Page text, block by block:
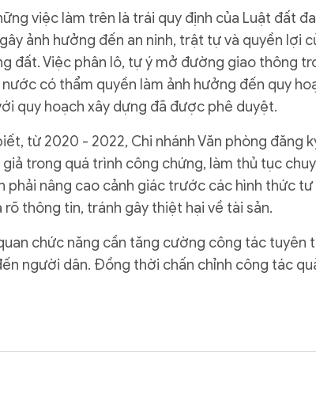
việc làm trên là trái quy định của Luật đất
ảnh hưởng đến an ninh, trật tự và quyền lợi
đất. Việc phân lô, tự ý mở đường giao thông
có thẩm quyền làm ảnh hưởng đến quy
quy hoạch xây dựng đã được phê duyệt.
từ 2020 - 2022, Chi nhánh Văn phòng đăng
trong quá trình công chứng, làm thủ tục
phải nâng cao cảnh giác trước các hình thức
rõ thông tin, tránh gây thiệt hại về tài sản.
chức năng cần tăng cường công tác tuyên
người dân. Đồng thời chấn chỉnh công tác